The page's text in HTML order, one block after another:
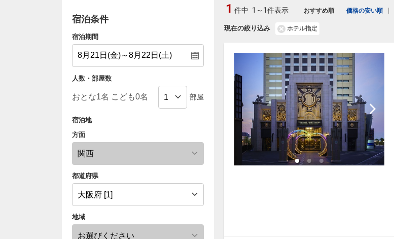
宿泊条件
宿泊期間
人数・部屋数
部屋
宿泊地
方面
都道府県
地域
現在の絞り込み ホテル指定
1 件中 1～1件表示 おすすめ順 価格の安い順